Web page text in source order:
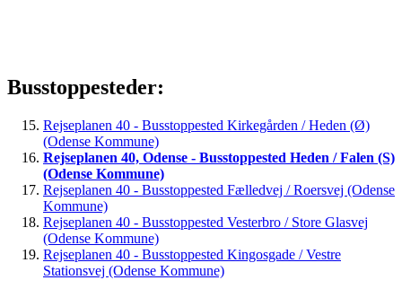
Busstoppesteder:
Rejseplanen 40 - Busstoppested Kirkegården / Heden (Ø)
(Odense Kommune)
Rejseplanen 40, Odense - Busstoppested Heden / Falen (S)
(Odense Kommune)
Rejseplanen 40 - Busstoppested Fælledvej / Roersvej (Odense
Kommune)
Rejseplanen 40 - Busstoppested Vesterbro / Store Glasvej
(Odense Kommune)
Rejseplanen 40 - Busstoppested Kingosgade / Vestre
Stationsvej (Odense Kommune)